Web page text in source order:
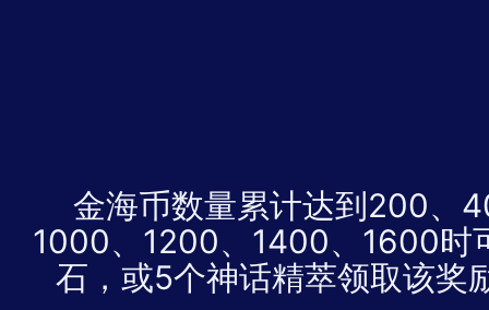
金海币数量累计达到200、
1000、1200、1400、1600时
石，或5个神话精萃领取该奖